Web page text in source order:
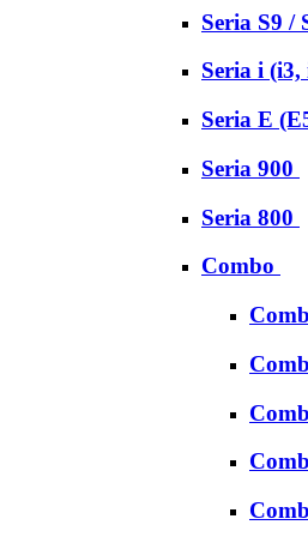
Seria S9 /
Seria i
Seria E
Seria 900
Seria 800
Combo